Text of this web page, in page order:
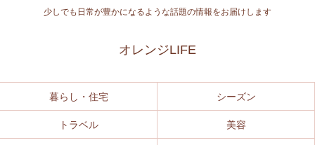
少しでも日常が豊かになるような話題の情報をお届けします
オレンジLIFE
暮らし・住宅 シーズン
トラベル 美容